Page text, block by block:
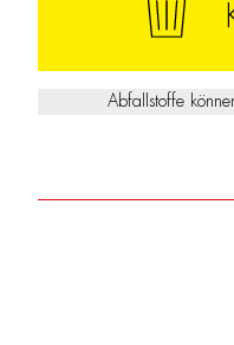
Abfallstoffe